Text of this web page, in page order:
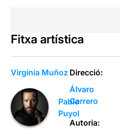
Fitxa artística
Virginia Muñoz
Pablo
Puyol
Direcció:
Álvaro
Carrero
Autoria: